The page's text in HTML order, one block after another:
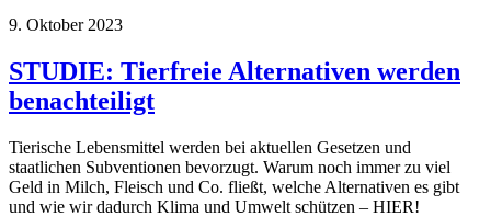
9. Oktober 2023
STUDIE: Tierfreie Alternativen werden
benachteiligt
Tierische Lebensmittel werden bei aktuellen Gesetzen und
staatlichen Subventionen bevorzugt. Warum noch immer zu viel
Geld in Milch, Fleisch und Co. fließt, welche Alternativen es gibt
und wie wir dadurch Klima und Umwelt schützen – HIER!